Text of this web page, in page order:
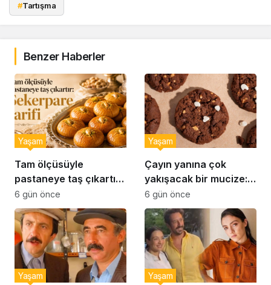
#Tartışma
Benzer Haberler
Tam ölçüsüyle
pastaneye taş çıkartır:
Şekerpare tarifi
Yaşam
6 gün önce
Çayın yanına çok
yakışacak bir mucize:
Brownie tadında ıslak
kurabiye tarifi…
Yaşam
6 gün önce
Yaşam Yaşam